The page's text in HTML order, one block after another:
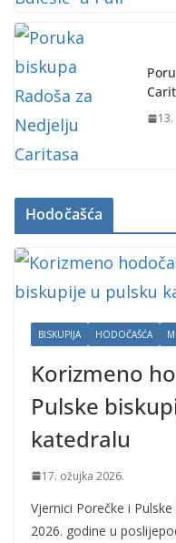
Hodočašća
BISKUPIJA HODOČAŠĆA
Korizmeno
Pulske
katedralu
17. ožujka 2026.
Vjernici Porečke i
2026. godine u